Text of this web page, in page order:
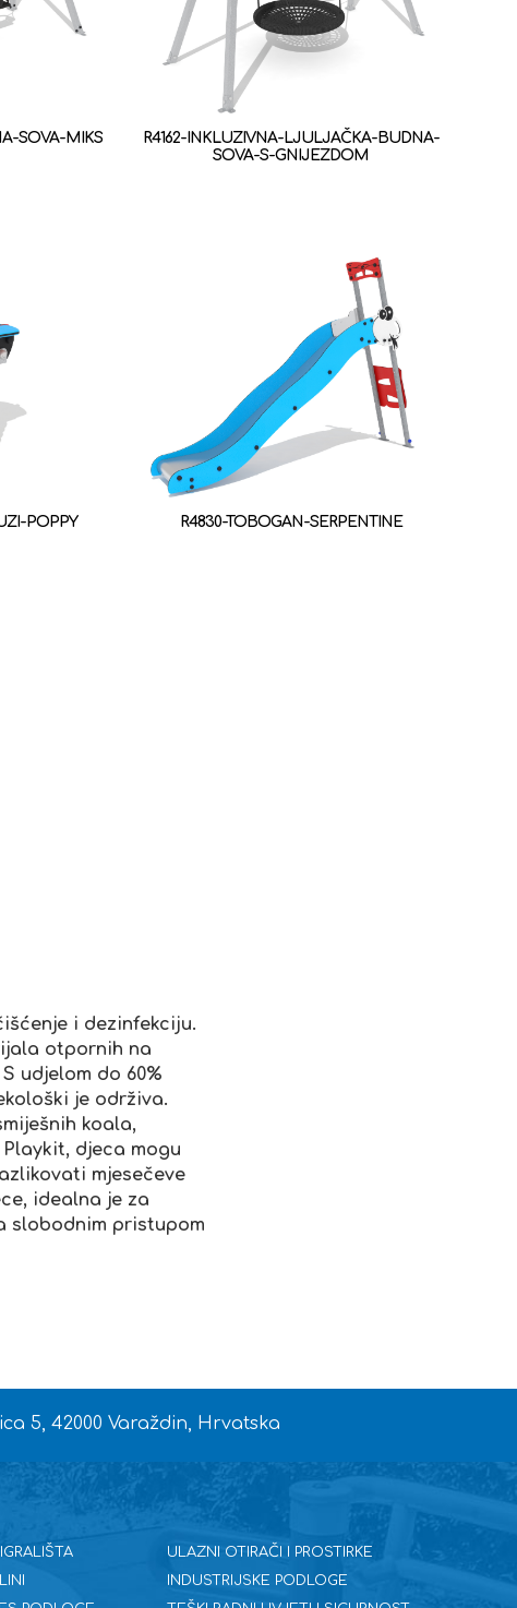
SOVA-MIKS
R4162-INKLUZIVNA-LJULJAČKA-BUDNA-
SOVA-S-GNIJEZDOM
POPPY R4830-TOBOGAN-SERPENTINE
i dezinfekciju.
otpornih na
udjelom do 60%
je održiva.
koala,
djeca mogu
mjesečeve
idealna je za
slobodnim pristupom
5, 42000 Varaždin, Hrvatska
ULAZNI OTIRAČI I PROSTIRKE
INDUSTRIJSKE PODLOGE